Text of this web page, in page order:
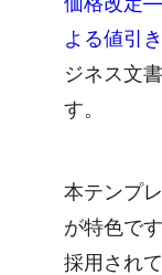
よる値引
ジネス文
す。
本テンプ
が特色で
採用され